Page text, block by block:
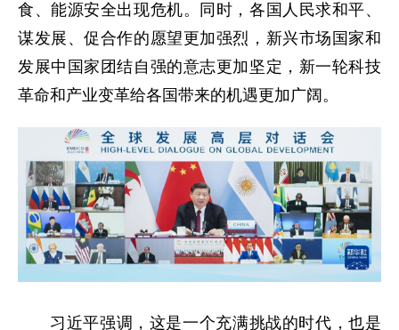
食、能源安全出现危机。同时，各国人民求和平、
谋发展、促合作的愿望更加强烈，新兴市场国家和
发展中国家团结自强的意志更加坚定，新一轮科技
革命和产业变革给各国带来的机遇更加广阔。
习近平强调，这是一个充满挑战的时代，也是